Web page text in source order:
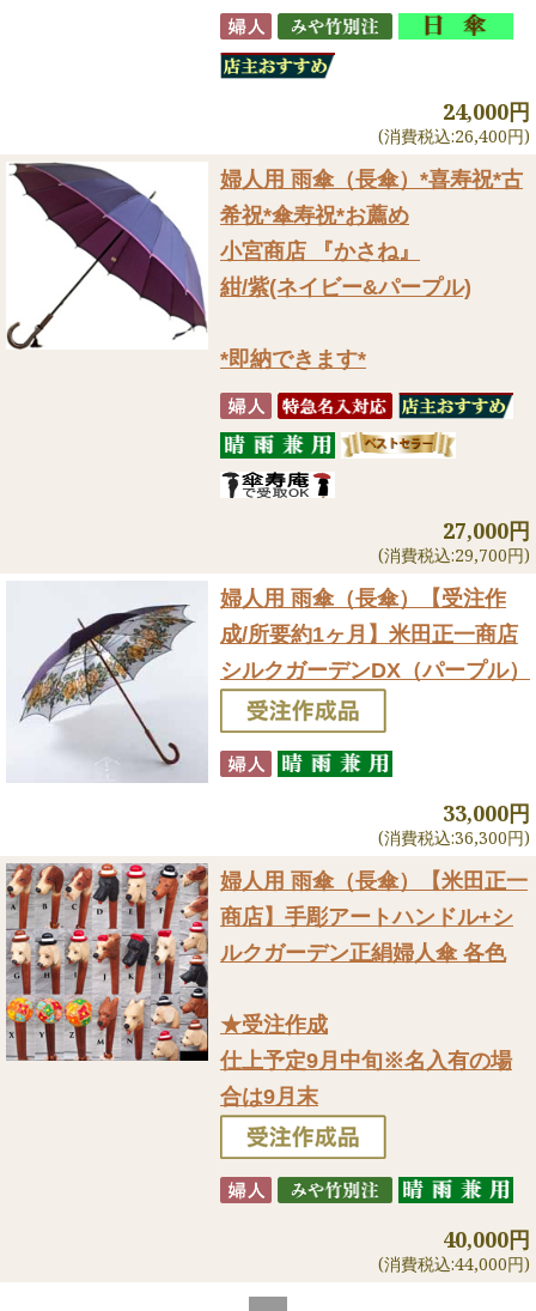
24,000円
(消費税込:26,400円)
婦人用 雨傘（長傘） *喜寿祝*古
希祝*傘寿祝*お薦め
小宮商店 『かさね』
紺/紫(ネイビー&パープル)
*即納できます*
27,000円
(消費税込:29,700円)
婦人用 雨傘（長傘）
【受注作
成/所要約1ヶ月】米田正一商店
シルクガーデンDX（パープル）
33,000円
(消費税込:36,300円)
婦人用 雨傘（長傘）
【米田正一
商店】手彫アートハンドル+シ
ルクガーデン正絹婦人傘 各色
★受注作成
仕上予定9月中旬※名入有の場
合は9月末
40,000円
(消費税込:44,000円)